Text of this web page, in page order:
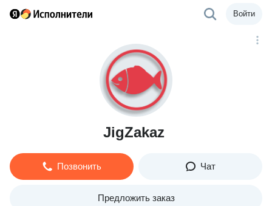
Войти
JigZakaz
Позвонить Чат
Предложить заказ